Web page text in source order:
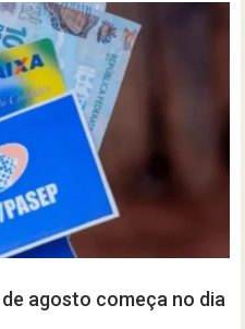
agosto começa no dia